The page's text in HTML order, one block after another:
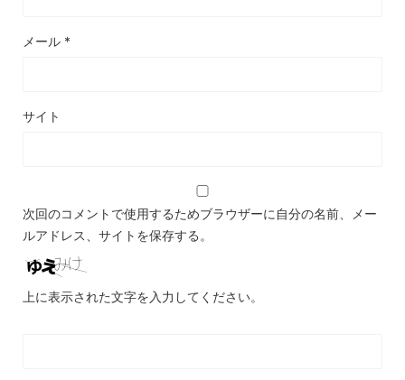
メール *
サイト
次回のコメントで使用するためブラウザーに自分の名前、メー
ルアドレス、サイトを保存する。
上に表示された文字を入力してください。